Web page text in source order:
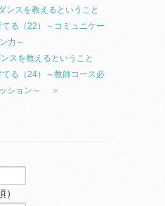
ンスを教えるということ
る（22）～コミュニケー
力～
スを教えるということ
る（24）～教師コース必
ション～ ＞